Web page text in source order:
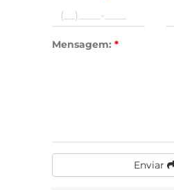
Mensagem: *
Enviar